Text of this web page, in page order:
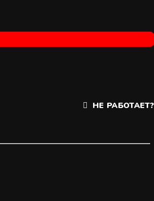
НЕ РАБОТАЕТ?